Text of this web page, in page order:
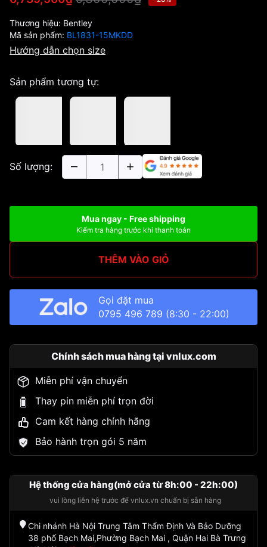
Thương hiệu: Bentley
Mã sản phẩm: BL1831-15MKDD
Hướng dẫn chọn size
Sản phẩm tương tự:
Số lượng:
Mua ngay - Free shipping
Kiểm tra hàng trước khi thanh toán
THÊM VÀO GIỎ
Gọi đặt mua
0795 496 789 (8:30 - 22:00)
Chính sách mua hàng tại vnlux.com
Miễn phí vận chuyển
Thay pin miễn phí trọn đời
Cam kết hàng chính hãng
Bảo hành trọn gói 5 năm
Hệ thống cửa hàng(mở cửa từ 8h:00 - 22h:00)
vui lòng liên hệ trước để vnlux.vn chuẩn bị sẵn hàng
Chi nhánh Hà Nội Trung Tâm Thẩm Định Và Bảo Dưỡng
38 phố Bạch Mai,Phường Bạch Mai , Quận Hai Bà Trưng